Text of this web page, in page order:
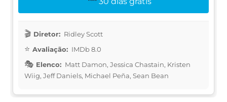
Diretor: Ridley Scott
Avaliação: IMDb 8.0
Elenco: Matt Damon, Jessica Chastain, Kristen
Wiig, Jeff Daniels, Michael Peña, Sean Bean